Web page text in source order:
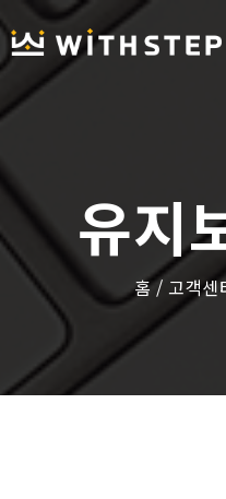
위드스텝
포트폴리오
고객센터
블로그
유지
홈/ 고객센